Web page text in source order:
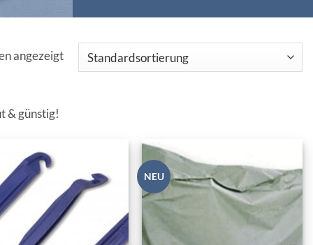
angezeigt
& günstig!
Zur
Wunschliste
hinzufügen
NEU
Zur
Wunschliste
hinzufügen